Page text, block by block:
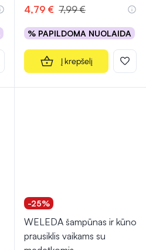
4,79 € 7,99 €
% PAPILDOMA NUOLAIDA
Į krepšelį
-25%
WELEDA šampūnas ir kūno
prausiklis vaikams su